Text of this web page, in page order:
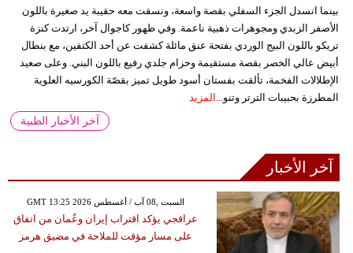
بينما انسدل الجزء السفلي بقصة واسعة، ونسقت معه حقيبة يد صغيرة باللون
الأصفر الزبدي ومجوهرات ذهبية ناعمة. وفي ظهور كاجوال آخر، ارتدت كنزة
تريكو باللون البيج الوردي بفتحة عنق مائلة كشفت عن أحد الكتفين، مع بنطال
أبيض عالي الخصر بقصة مستقيمة وحزام جلدي رفيع باللون البني. وعلى صعيد
الإطلالات الفخمة، تألقت بفستان أسود طويل تميز بقصّة الكورسيه العلوية
المطرزة بحبيبات الترتر وتنو... المزيد
آخر الأخبار الطبية
آخر الأخبار
GMT 13:25 2026 السبت ,08 آب / أغسطس
عراقجي يؤكد اقتراب إيران وعُمان من اتفاق
على مسار مؤقت للملاحة في مضيق هرمز